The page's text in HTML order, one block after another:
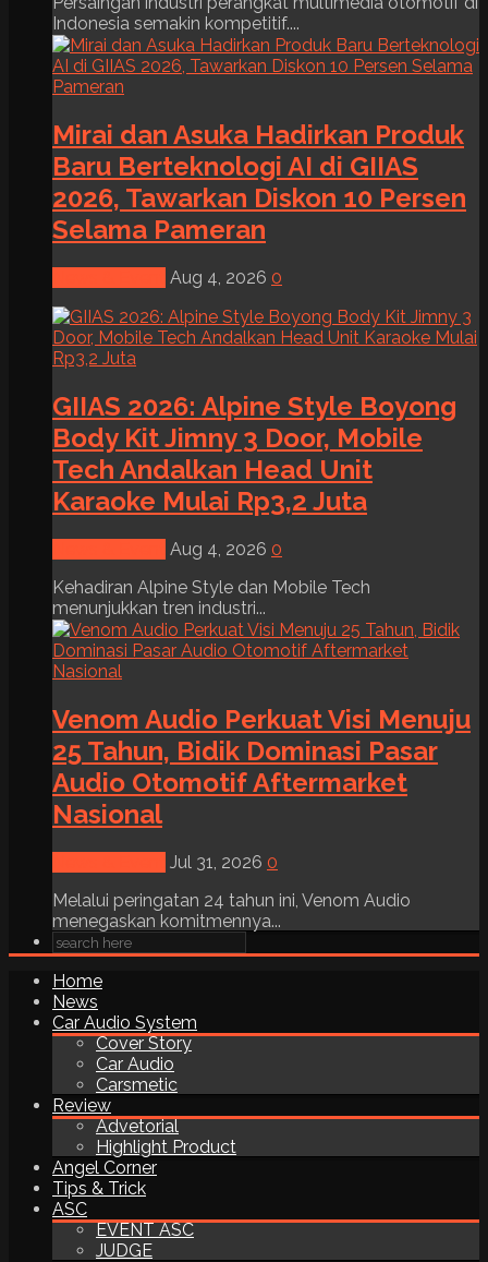
Indonesia semakin kompetitif....
Mirai dan Asuka Hadirkan Produk
Baru Berteknologi AI di GIIAS
2026, Tawarkan Diskon 10 Persen
Selama Pameran
Aug 4, 2026 0
GIIAS 2026: Alpine Style Boyong
Body Kit Jimny 3 Door, Mobile
Tech Andalkan Head Unit
Karaoke Mulai Rp3,2 Juta
Aug 4, 2026 0
Kehadiran Alpine Style dan Mobile Tech
menunjukkan tren industri...
Venom Audio Perkuat Visi Menuju
25 Tahun, Bidik Dominasi Pasar
Audio Otomotif Aftermarket
Nasional
Jul 31, 2026 0
Melalui peringatan 24 tahun ini, Venom Audio
menegaskan komitmennya...
Home
News
Car Audio System
Cover Story
Car Audio
Carsmetic
Review
Advetorial
Highlight Product
Angel Corner
Tips & Trick
ASC
EVENT ASC
JUDGE